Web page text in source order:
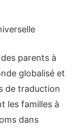
parents à
globalisé et
de traduction
les familles à
dans